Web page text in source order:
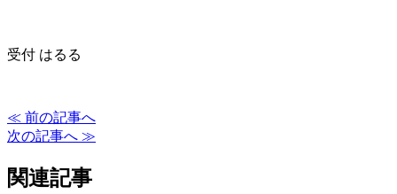
受付 はるる
≪ 前の記事へ
次の記事へ ≫
関連記事